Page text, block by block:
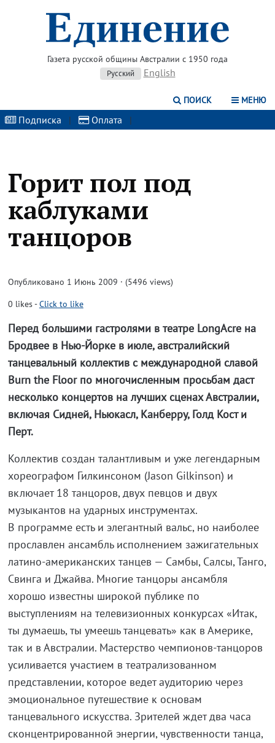
Газета русской общины Австралии с 1950 года
Русский English
ПОИСК МЕНЮ
Подписка | Оплата |
Горит пол под
каблуками
танцоров
Опубликовано 1 Июнь 2009 · (5496 views)
0 likes-Click to like
Перед большими гастролями в театре LongAcre на
Бродвее в Нью-Йорке в июле, австралийский
танцевальный коллектив с международной славой
Burn the Floor по многочисленным просьбам даст
несколько концертов на лучших сценах Австралии,
включая Сидней, Ньюкасл, Канберру, Голд Кост и
Перт.
Коллектив создан талантливым и уже легендарным
хореографом Гилкинсоном (Jason Gilkinson) и
включает 18 танцоров, двух певцов и двух
музыкантов на ударных инструментах.
В программе есть и элегантный вальс, но наиболее
прославлен ансамбль исполнением зажигательных
латино-американских танцев — Самбы, Салсы, Танго,
Свинга и Джайва. Многие танцоры ансамбля
хорошо известны широкой публике по
выступлениям на телевизионных конкурсах «Итак,
ты думаешь, ты умеешь танцевать» как в Америке,
так и в Австралии. Мастерство чемпионов-танцоров
усиливается участием в театрализованном
представлении, которое ведет аудиторию через
эмоциональное путешествие к основам
танцевального искусства. Зрителей ждет два часа
сконцентрированной энергии, чувственности танца,